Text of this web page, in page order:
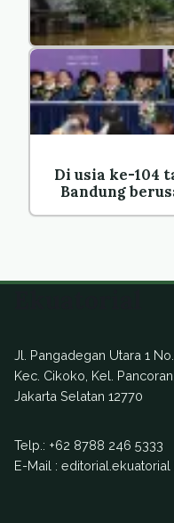
Di usia ke-104
Bandung
Jl. Pangadegan Utara 1
Kec. Cikoko, Kel. Pancoran,
Jakarta Selatan 12770
Telp.: +62 8788 246 5333
E-Mail :